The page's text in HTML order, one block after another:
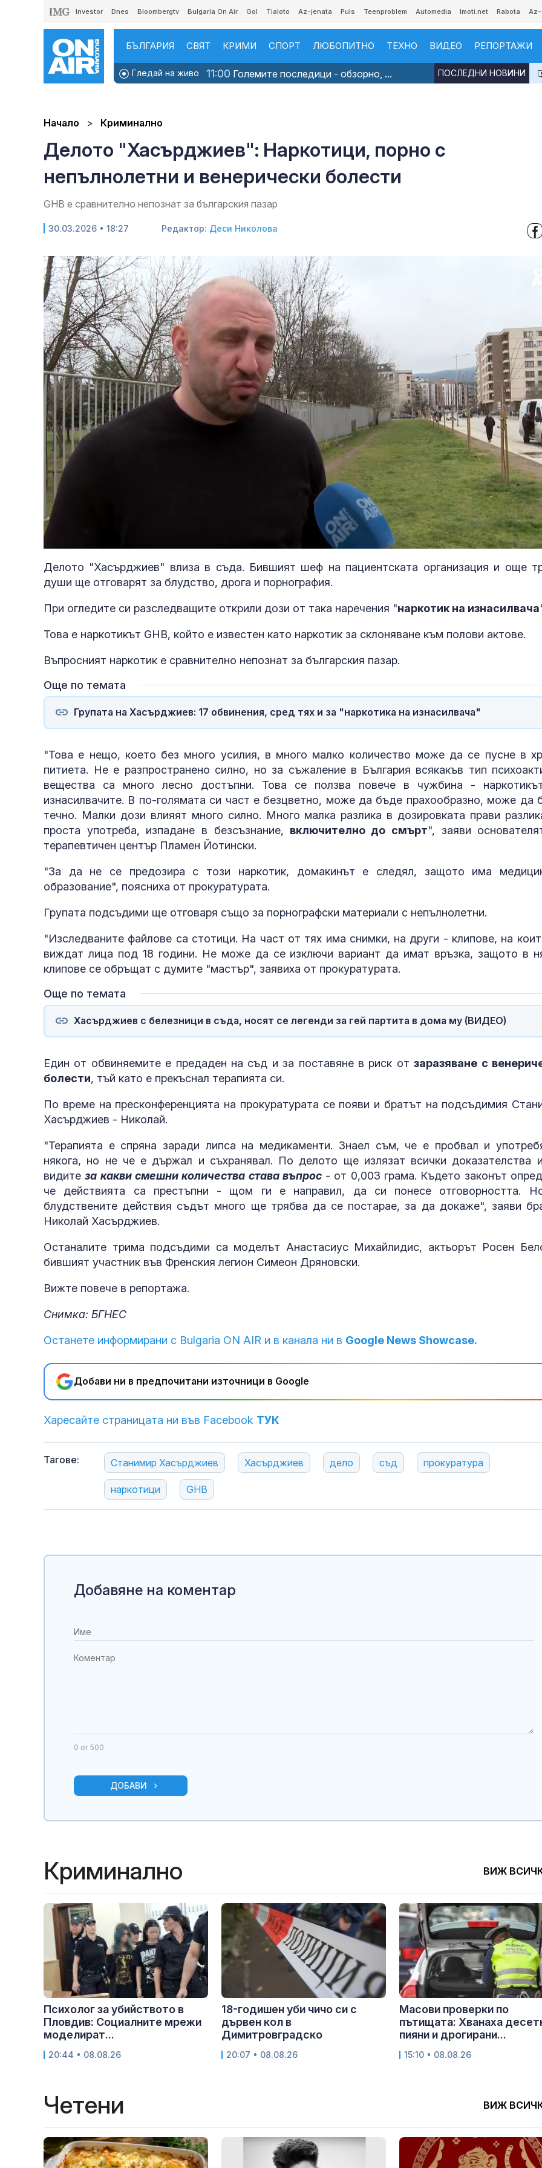
Investor Dnes Bloombergtv Bulgaria On Air Gol Tialoto Az-jenata Puls Teenproblem Automedia Imoti.net Rabota
БЪЛГАРИЯ СВЯТ КРИМИ СПОРТ ЛЮБОПИТНО ТЕХНО ВИДЕО РЕПОРТАЖИ
Гледай на живо 11:00 Големите последици - обзорно, ... ПОСЛЕДНИ НОВИНИ
Начало Криминално
Делото "Хасърджиев": Наркотици, порно с
непълнолетни и венерически болести
GHB е сравнително непознат за българския пазар
30.03.2026 • 18:27 Редактор: Деси Николова
Делото "Хасърджиев" влиза в съда. Бившият шеф на пациентската организация и още
души ще отговарят за блудство, дрога и порнография.
При огледите си разследващите открили дози от така наречения "наркотик на изнасилвача
Това е наркотикът GHB, който е известен като наркотик за склоняване към полови актове.
Въпросният наркотик е сравнително непознат за българския пазар.
Още по темата
Групата на Хасърджиев: 17 обвинения, сред тях и за "наркотика на изнасилвача"
"Това е нещо, което без много усилия, в много малко количество може да се пусне в
питиета. Не е разпространено силно, но за съжаление в България всякакъв тип
вещества са много лесно достъпни. Това се ползва повече в чужбина -
изнасилвачите. В по-голямата си част е безцветно, може да бъде прахообразно, може да
течно. Малки дози влияят много силно. Много малка разлика в дозировката прави
проста употреба, изпадане в безсъзнание, включително до смърт", заяви
терапевтичен център Пламен Йотински.
"За да не се предозира с този наркотик, домакинът е следял, защото има
образование", поясниха от прокуратурата.
Групата подсъдими ще отговаря също за порнографски материали с непълнолетни.
"Изследваните файлове са стотици. На част от тях има снимки, на други - клипове, на
виждат лица под 18 години. Не може да се изключи вариант да имат връзка, защото в
клипове се обръщат с думите "мастър", заявиха от прокуратурата.
Още по темата
Хасърджиев с белезници в съда, носят се легенди за гей партита в дома му (ВИДЕО)
Един от обвиняемите е предаден на съд и за поставяне в риск отзаразяване с
болести, тъй като е прекъснал терапията си.
По време на пресконференцията на прокуратурата се появи и братът на подсъдимия
Хасърджиев - Николай.
"Терапията е спряна заради липса на медикаменти. Знаел съм, че е пробвал и
някога, но не че е държал и съхранявал. По делото ще излязат всички доказателства
видитеза какви смешни количества става въпрос- от 0,003 грама. Където законът
че действията са престъпни - щом ги е направил, да си понесе отговорността.
блудствените действия съдът много ще трябва да се постарае, за да докаже", заяви
Николай Хасърджиев.
Останалите трима подсъдими са моделът Анастасиус Михайлидис, актьорът Росен
бившият участник във Френския легион Симеон Дряновски.
Вижте повече в репортажа.
Снимка: БГНЕС
Останете информирани с Bulgaria ON AIR и в канала ни в Google News Showcase.
Добави ни в предпочитани източници в Google
Харесайте страницата ни във Facebook ТУК
Тагове: Станимир Хасърджиев Хасърджиев дело съд прокуратура
наркотици GHB
Бившият адвокат на
Тръмп вече главен
Почина певицата
Над 20 000 евакуирани
в Британска Колумбия
трябва да
родителите
Кървене
трябва ли да
кърмени
Добавяне на коментар
0 от 500
ДОБАВИ
Криминално ВИЖ
Психолог за убийството в
Пловдив: Социалните мрежи
моделират...
20:44 • 08.08.26
18-годишен уби чичо си с
дървен кол в
Димитровградско
20:07 • 08.08.26
Масови проверки по
пътищата: Хванаха
пияни и дрогирани...
15:10 • 08.08.26
Четени ВИЖ